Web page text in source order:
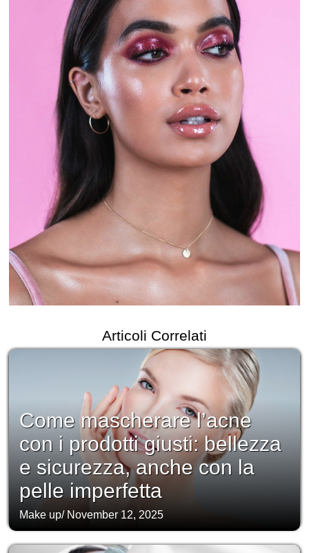
Articoli Correlati
Come mascherare l’acne
con i prodotti giusti: bellezza
e sicurezza, anche con la
pelle imperfetta
Make up/ November 12, 2025